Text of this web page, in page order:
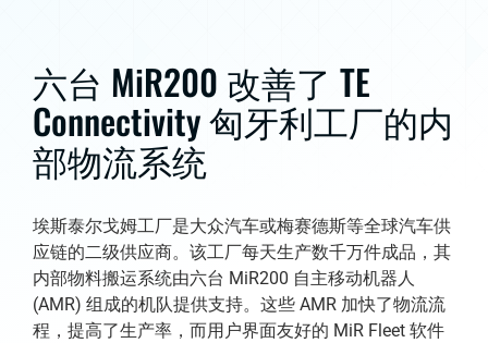
六台 MiR200 改善了 TE
Connectivity 匈牙利工厂的内
部物流系统
埃斯泰尔戈姆工厂是大众汽车或梅赛德斯等全球汽车供
应链的二级供应商。该工厂每天生产数千万件成品，其
内部物料搬运系统由六台 MiR200 自主移动机器人
(AMR) 组成的机队提供支持。这些 AMR 加快了物流流
程，提高了生产率，而用户界面友好的 MiR Fleet 软件